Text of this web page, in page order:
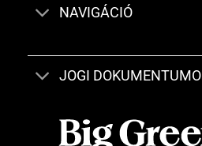
NAVIGÁCIÓ
JOGI